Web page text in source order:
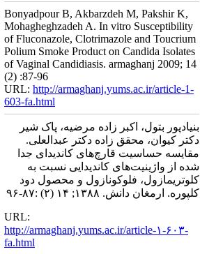
Bonyadpour B, Akbarzdeh M, Pakshir K,
Mohagheghzadeh A. In vitro Susceptibility
of Fluconazole, Clotrimazole and Toucrium
Polium Smoke Product on Candida Isolates
of Vaginal Candidiasis. armaghanj 2009; 14
(2) :87-96
URL: http://armaghanj.yums.ac.ir/article-1-
603-fa.html
بنیادپور بتول، اکبر زاده مرضیه، پاک شیر
دکتر کیوان، محقق زاده دکتر عبدالعلی.
مقایسه حساسیت قارچ‌های کاندیدای جدا
شده از واژینیت‌های کاندیدایی نسبت به
کلوتریمازول، فلوکونازول و محصول دود
کلپوره. ارمغان دانش. ۱۳۸۸; ۱۴ (۲) :۸۷-۹۶
URL:
http://armaghanj.yums.ac.ir/article-۱-۶۰۳-
fa.html